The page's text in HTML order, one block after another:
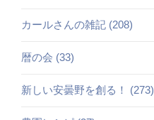
カールさんの雑記 (208)
暦の会 (33)
新しい安曇野を創る！ (273)